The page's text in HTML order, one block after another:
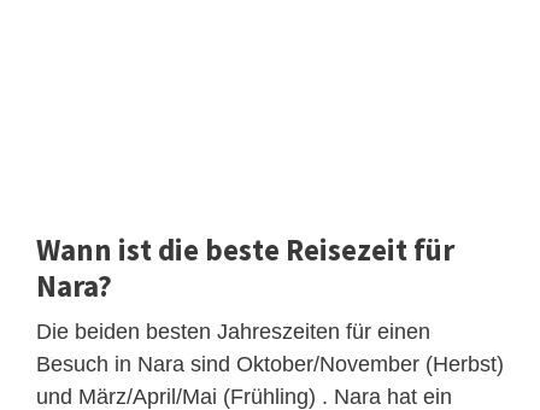
Wann ist die beste Reisezeit für
Nara?
Die beiden besten Jahreszeiten für einen
Besuch in Nara sind Oktober/November (Herbst)
und März/April/Mai (Frühling) . Nara hat ein